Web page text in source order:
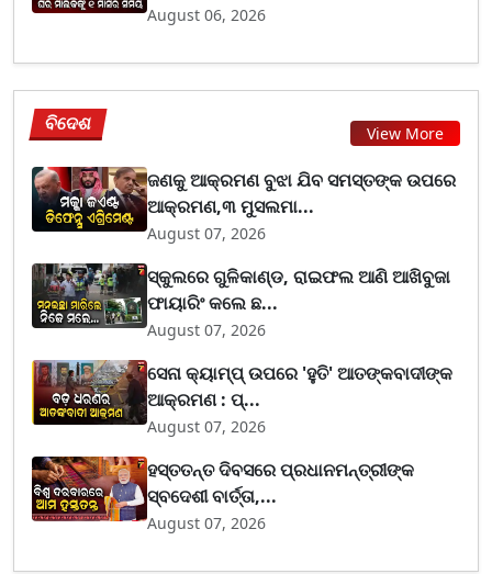
August 06, 2026
ବିଦେଶ View More
ଜଣକୁ ଆକ୍ରମଣ ବୁଝା ଯିବ ସମସ୍ତଙ୍କ ଉପରେ
ଆକ୍ରମଣ,୩ ମୁସଲମା...
August 07, 2026
ସ୍କୁଲରେ ଗୁଳିକାଣ୍ଡ, ରାଇଫଲ ଆଣି ଆଖିବୁଜା
ଫାୟାରିଂ କଲେ ଛ...
August 07, 2026
ସେନା କ୍ୟାମ୍ପ୍ ଉପରେ 'ହୁତି' ଆତଙ୍କବାଦୀଙ୍କ
ଆକ୍ରମଣ : ପ୍...
August 07, 2026
ହସ୍ତତନ୍ତ ଦିବସରେ ପ୍ରଧାନମନ୍ତ୍ରୀଙ୍କ
ସ୍ବଦେଶୀ ବାର୍ତ୍ତା,...
August 07, 2026